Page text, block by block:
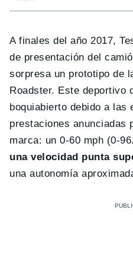
A finales del año 2017,
de presentación del
sorpresa un prototipo de
Roadster. Este deportivo
boquiabierto debido a las
prestaciones anunciadas
marca: un 0-60 mph (0-
una velocidad punta
una autonomía